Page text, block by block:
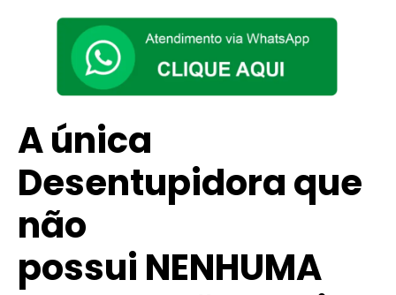
A única
Desentupidora que
não
possui NENHUMA